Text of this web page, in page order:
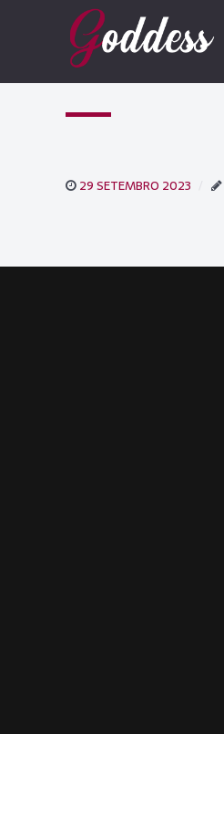
29 SETEMBRO 2023